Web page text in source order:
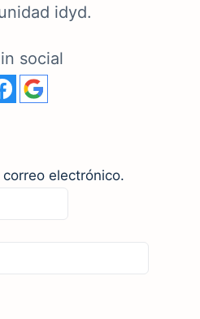
idyd.
social
electrónico.